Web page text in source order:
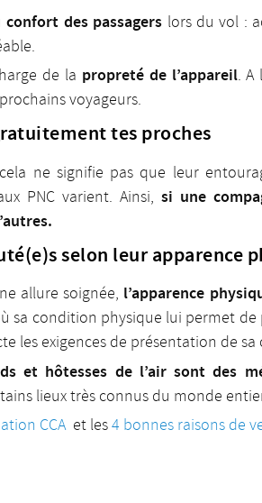
confort des passagers lors du vol :
de la propreté de l’appareil. A
voyageurs.
tes proches
ne signifie pas que leur
PNC varient. Ainsi, si une
selon leur apparence
allure soignée, l’apparence
sa condition physique lui permet
les exigences de présentation de
et hôtesses de l’air sont des
lieux très connus du monde
CCA et les4 bonnes raisons de